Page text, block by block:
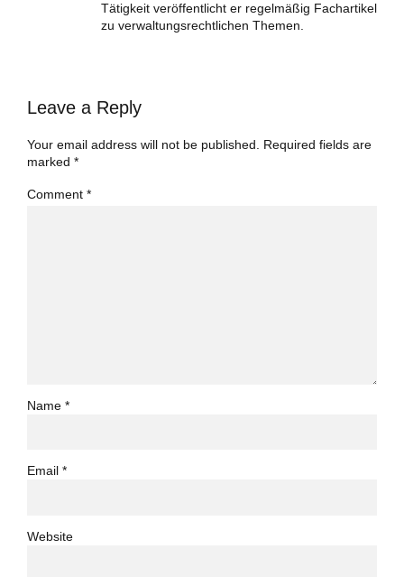
Tätigkeit veröffentlicht er regelmäßig Fachartikel
zu verwaltungsrechtlichen Themen.
Leave a Reply
Your email address will not be published. Required fields are
marked *
Comment *
Name *
Email *
Website